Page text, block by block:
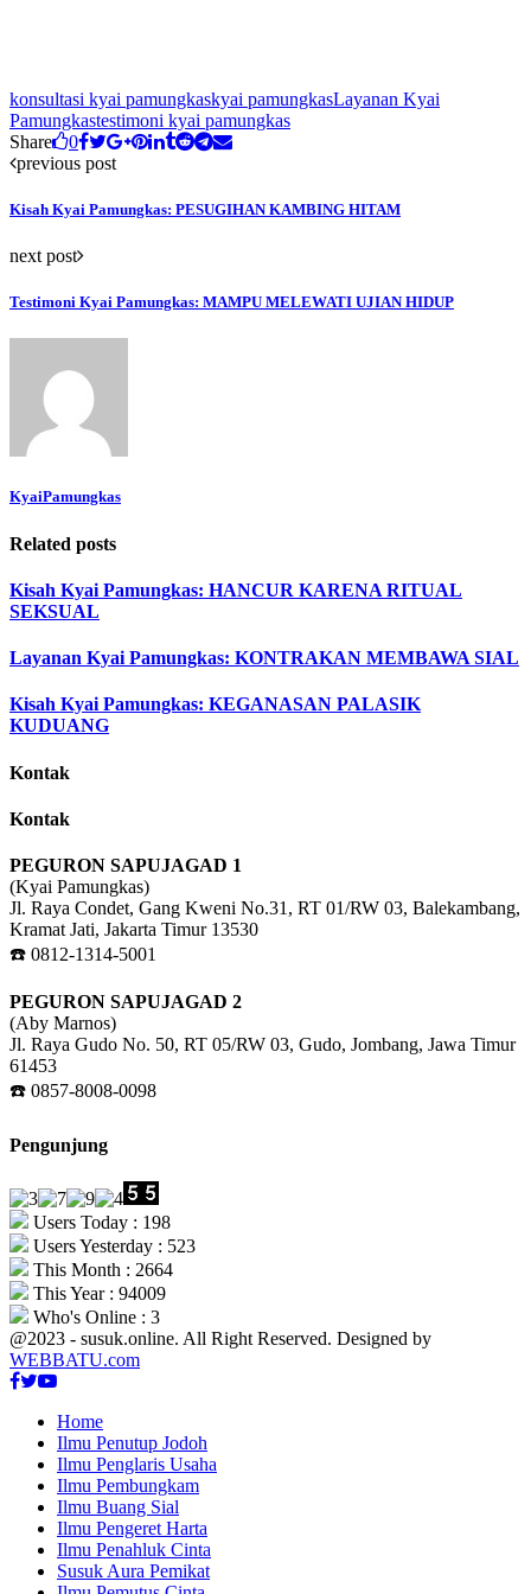
konsultasi kyai pamungkaskyai pamungkasLayanan Kyai
Pamungkastestimoni kyai pamungkas
Share
0
previous post
Kisah Kyai Pamungkas: PESUGIHAN KAMBING HITAM
next post
Testimoni Kyai Pamungkas: MAMPU MELEWATI UJIAN HIDUP
KyaiPamungkas
Related posts
Kisah Kyai Pamungkas: HANCUR KARENA RITUAL
SEKSUAL
Layanan Kyai Pamungkas: KONTRAKAN MEMBAWA SIAL
Kisah Kyai Pamungkas: KEGANASAN PALASIK
KUDUANG
Kontak
Kontak
PEGURON SAPUJAGAD 1
(Kyai Pamungkas)
Jl. Raya Condet, Gang Kweni No.31, RT 01/RW 03, Balekambang,
Kramat Jati, Jakarta Timur 13530
☎️ 0812-1314-5001
PEGURON SAPUJAGAD 2
(Aby Marnos)
Jl. Raya Gudo No. 50, RT 05/RW 03, Gudo, Jombang, Jawa Timur
61453
☎️ 0857-8008-0098
Pengunjung
Users Today : 198
Users Yesterday : 523
This Month : 2664
This Year : 94009
Who's Online : 3
@2023 - susuk.online. All Right Reserved. Designed by
WEBBATU.com
Facebook
Twitter
Youtube
Home
Ilmu Penutup Jodoh
Ilmu Penglaris Usaha
Ilmu Pembungkam
Ilmu Buang Sial
Ilmu Pengeret Harta
Ilmu Penahluk Cinta
Susuk Aura Pemikat